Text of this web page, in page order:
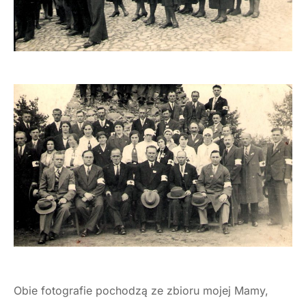
Obie fotografie pochodzą ze zbioru mojej Mamy,